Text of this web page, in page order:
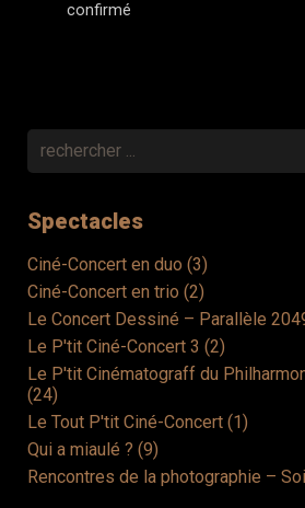
confirmé
Spectacles
Ciné-Concert en duo (3)
Ciné-Concert en trio (2)
Le Concert Dessiné – Parallèle
Le P'tit Ciné-Concert 3 (2)
Le P'tit Cinématograff du
(24)
Le Tout P'tit Ciné-Concert (1)
Qui a miaulé ? (9)
Rencontres de la photographie –